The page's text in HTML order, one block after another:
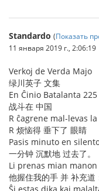
Standardo (Показать
11 января 2019 г., 2:06:19
Verkoj de Verda Majo
绿川英子 文集
En Ĉinio Batalanta 225
战斗在 中国
R ĉagrene mal-levas
R 烦恼得 垂下了 眼睛
Pasis minuto en
一分钟 沉默地 过去了。
Li prenas mian
他握住我的手 并 补充道